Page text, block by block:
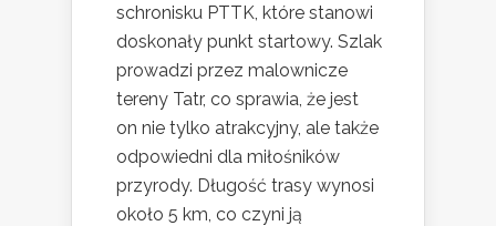
schronisku PTTK, które stanowi
doskonały punkt startowy. Szlak
prowadzi przez malownicze
tereny Tatr, co sprawia, że jest
on nie tylko atrakcyjny, ale także
odpowiedni dla miłośników
przyrody. Długość trasy wynosi
około 5 km, co czyni ją